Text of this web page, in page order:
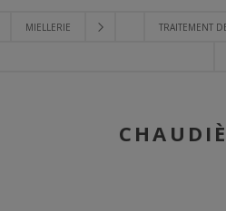
MIELLERIE TRAITEMENT